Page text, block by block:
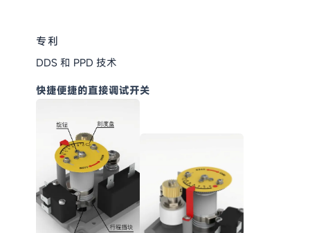
专利
DDS 和 PPD 技术
快捷便捷的直接调试开关